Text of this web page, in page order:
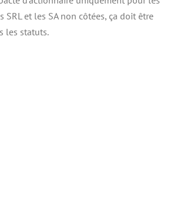
SRL et les SA non côtées, ça doit être
les statuts.